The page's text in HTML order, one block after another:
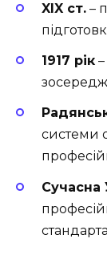
XIX ст. –
1917 рік
системи
Сучасна